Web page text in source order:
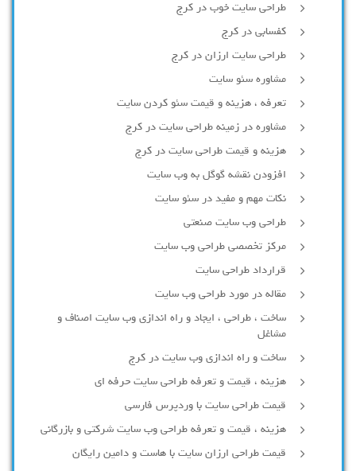
طراحی سایت خوب در کرج
کفسابی در کرج
طراحی سایت ارزان در کرج
مشاوره سئو سایت
تعرفه ، هزینه و قیمت سئو کردن سایت
مشاوره در زمینه طراحی سایت در کرج
هزینه و قیمت طراحی سایت در کرج
افزودن نقشه گوگل به وب سایت
نکات مهم و مفید در سئو سایت
طراحی وب سایت صنعتی
مرکز تخصصی طراحی وب سایت
قرارداد طراحی سایت
مقاله در مورد طراحی وب سایت
ساخت ، طراحی ، ایجاد و راه اندازی وب سایت اصناف و
مشاغل
ساخت و راه اندازی وب سایت در کرج
هزینه ، قیمت و تعرفه طراحی سایت حرفه ای
قیمت طراحی سایت با وردپرس فارسی
هزینه ، قیمت و تعرفه طراحی وب سایت شرکتی و بازرگانی
قیمت طراحی ارزان سایت با هاست و دامین رایگان